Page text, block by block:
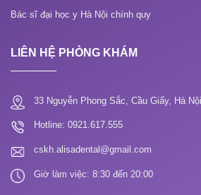
Bác sĩ đại học y Hà Nội chính quy
LIÊN HỆ PHÒNG KHÁM
33 Nguyễn Phong Sắc, Cầu Giấy, Hà Nội
Hotline: 0921.617.555
cskh.alisadental@gmail.com
Giờ làm việc: 8:30 đến 20:00